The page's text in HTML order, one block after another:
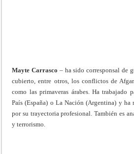
Mayte Carrasco – ha sido corresponsal de
cubierto, entre otros, los conflictos de
como las primaveras árabes. Ha trabajado
País (España) o La Nación (Argentina) y ha
por su trayectoria profesional. También es
y terrorismo.